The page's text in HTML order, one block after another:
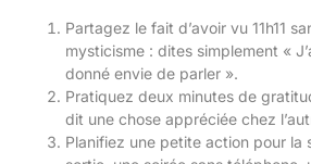
Partagez le fait d’avoir vu 11h11
mysticisme : dites simplement «
donné envie de parler ».
Pratiquez deux minutes de
dit une chose appréciée chez
Planifiez une petite action pour la